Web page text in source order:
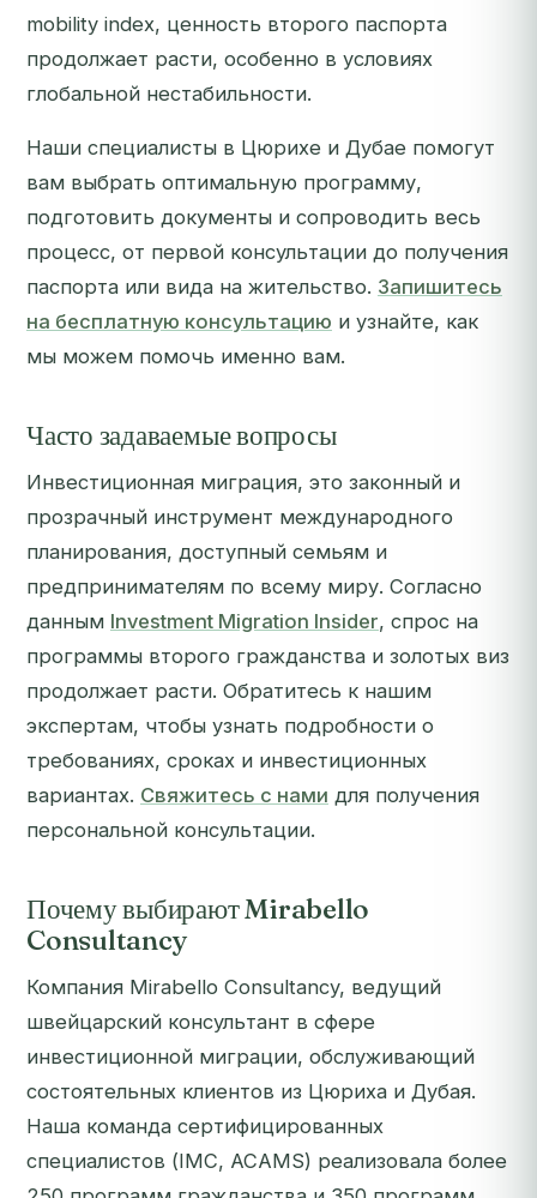
mobility index, ценность второго паспорта
продолжает расти, особенно в условиях
глобальной нестабильности.
Наши специалисты в Цюрихе и Дубае помогут
вам выбрать оптимальную программу,
подготовить документы и сопроводить весь
процесс, от первой консультации до получения
паспорта или вида на жительство. Запишитесь
на бесплатную консультацию и узнайте, как
мы можем помочь именно вам.
Часто задаваемые вопросы
Инвестиционная миграция, это законный и
прозрачный инструмент международного
планирования, доступный семьям и
предпринимателям по всему миру. Согласно
данным Investment Migration Insider, спрос на
программы второго гражданства и золотых виз
продолжает расти. Обратитесь к нашим
экспертам, чтобы узнать подробности о
требованиях, сроках и инвестиционных
вариантах. Свяжитесь с нами для получения
персональной консультации.
Почему выбирают Mirabello
Consultancy
Компания Mirabello Consultancy, ведущий
швейцарский консультант в сфере
инвестиционной миграции, обслуживающий
состоятельных клиентов из Цюриха и Дубая.
Наша команда сертифицированных
специалистов (IMC, ACAMS) реализовала более